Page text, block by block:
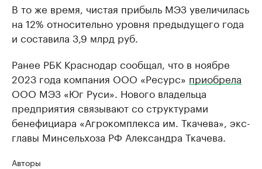
В то же время, чистая прибыль МЭЗ увеличилась
на 12% относительно уровня предыдущего года
и составила 3,9 млрд руб.
Ранее РБК Краснодар сообщал, что в ноябре
2023 года компания ООО «Ресурс» приобрела
ООО МЭЗ «Юг Руси». Нового владельца
предприятия связывают со структурами
бенефициара «Агрокомплекса им. Ткачева», экс-
главы Минсельхоза РФ Александра Ткачева.
Авторы